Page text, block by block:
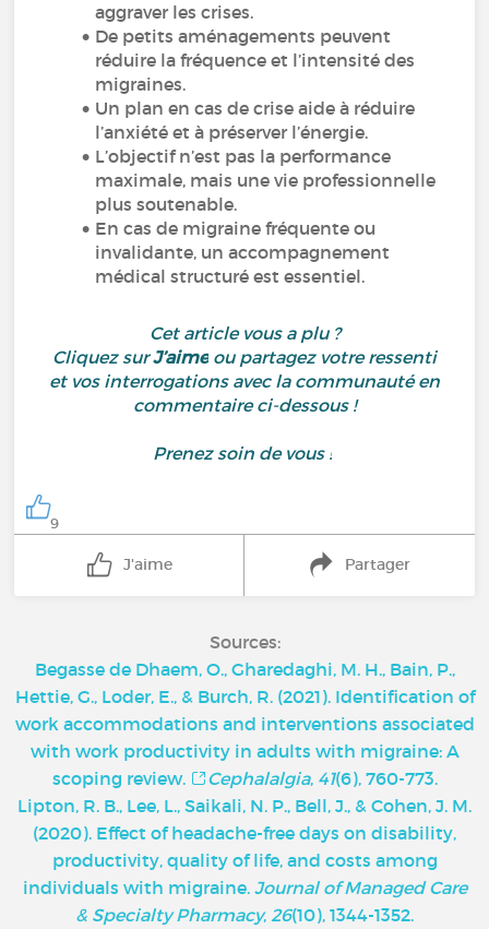
aggraver les crises.
De petits aménagements peuvent
réduire la fréquence et l’intensité des
migraines.
Un plan en cas de crise aide à réduire
l’anxiété et à préserver l’énergie.
L’objectif n’est pas la performance
maximale, mais une vie professionnelle
plus soutenable.
En cas de migraine fréquente ou
invalidante, un accompagnement
médical structuré est essentiel.
Cet article vous a plu ?
Cliquez surJ’aime ou partagez votre ressenti
et vos interrogations avec la communauté en
commentaire ci-dessous !
Prenez soin de vous !
9
J'aime Partager
Sources:
Begasse de Dhaem, O., Gharedaghi, M. H., Bain, P.,
Hettie, G., Loder, E., & Burch, R. (2021). Identification of
work accommodations and interventions associated
with work productivity in adults with migraine: A
scoping review.
Cephalalgia, 41(6), 760-773.
Lipton, R. B., Lee, L., Saikali, N. P., Bell, J., & Cohen, J. M.
(2020). Effect of headache-free days on disability,
productivity, quality of life, and costs among
individuals with migraine. Journal of Managed Care
& Specialty Pharmacy, 26(10), 1344-1352.